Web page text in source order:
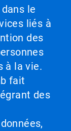
le
liés à
des
à la vie.
fait
des